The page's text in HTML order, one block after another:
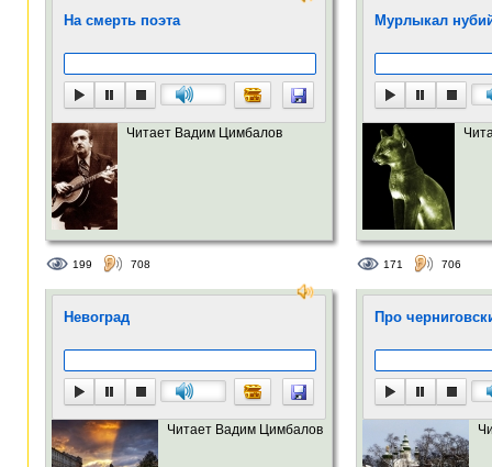
На смерть поэта
Читает Вадим Цимбалов
199 708
Мурлыкал
171 706
Невоград
Читает Вадим Цимбалов
Про